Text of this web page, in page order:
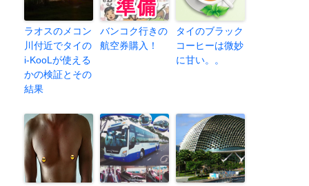
ラオスのメコン
川付近でタイの
i-KooLが使える
かの検証とその
結果
バンコク行きの
航空券購入！
タイのブラック
コーヒーは微妙
に甘い。。